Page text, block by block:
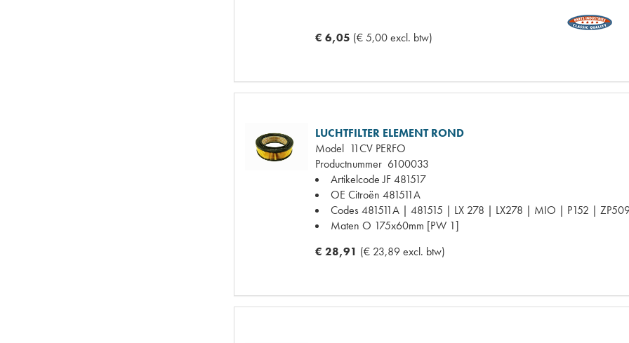
€ 6,05 (€ 5,00 excl. btw)
LUCHTFILTER ELEMENT ROND
Model 11CV PERFO
Productnummer 6100033
Artikelcode JF481517
OE Citroën 481511A
Codes481511A | 481515 | LX 278 | LX278 | MIO | P152 |
Maten O 175x60mm [PW 1]
€ 28,91 (€ 23,89 excl. btw)